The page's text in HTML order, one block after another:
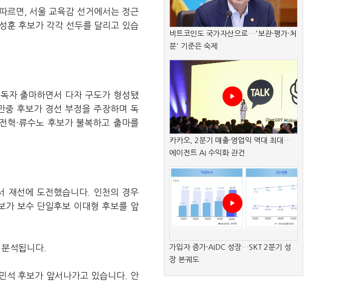
르면, 서울 교육감 선거에서는 정근
훈 후보가 각각 선두를 달리고 있습
자 출마하면서 다자 구도가 형성됐
중 후보가 경선 부정을 주장하며 독
혁·류수노 후보가 불복하고 출마를
재선에 도전했습니다. 인천의 경우
가 보수 단일후보 이대형 후보를 앞
석됩니다.
석 후보가 앞서나가고 있습니다. 안
비트코인도 국가자산으로…'보관·평가·처
분' 기준은 숙제
카카오, 2분기 매출·영업익 역대 최대…
에이전트 AI 수익화 관건
가입자 증가·AIDC 성장…SKT 2분기 성
장 본궤도